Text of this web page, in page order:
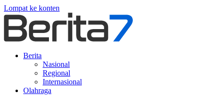
Lompat ke konten
Berita
Nasional
Regional
Internasional
Olahraga